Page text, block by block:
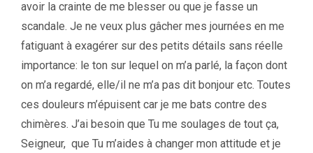
avoir la crainte de me blesser ou que je fasse un
scandale. Je ne veux plus gâcher mes journées en me
fatiguant à exagérer sur des petits détails sans réelle
importance: le ton sur lequel on m’a parlé, la façon dont
on m’a regardé, elle/il ne m’a pas dit bonjour etc. Toutes
ces douleurs m’épuisent car je me bats contre des
chimères. J’ai besoin que Tu me soulages de tout ça,
Seigneur, que Tu m’aides à changer mon attitude et je